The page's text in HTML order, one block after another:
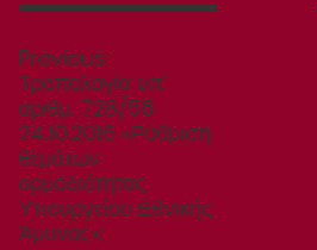
Πλοήγηση
Previous:Previous
post:
Tροπολογία υπ’
αριθμ. 728/56
24.10.2016 «Ρύθμιση
θεμάτων
αρμοδιότητας
Υπουργείου Εθνικής
Άμυνας»: